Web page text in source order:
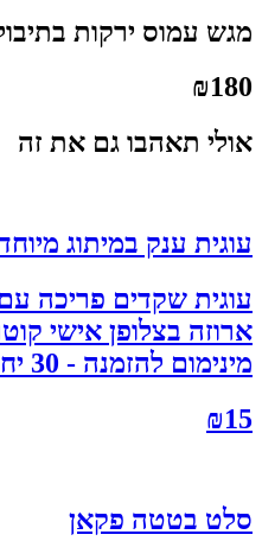
מגש עמוס ירקות
₪180
אולי תאהבו גם את זה
עוגית ענק במיתוג
עוגית שקדים פריכה
מינימום להזמנה - 30 יחידות
₪15
סלט בטטה פקאן